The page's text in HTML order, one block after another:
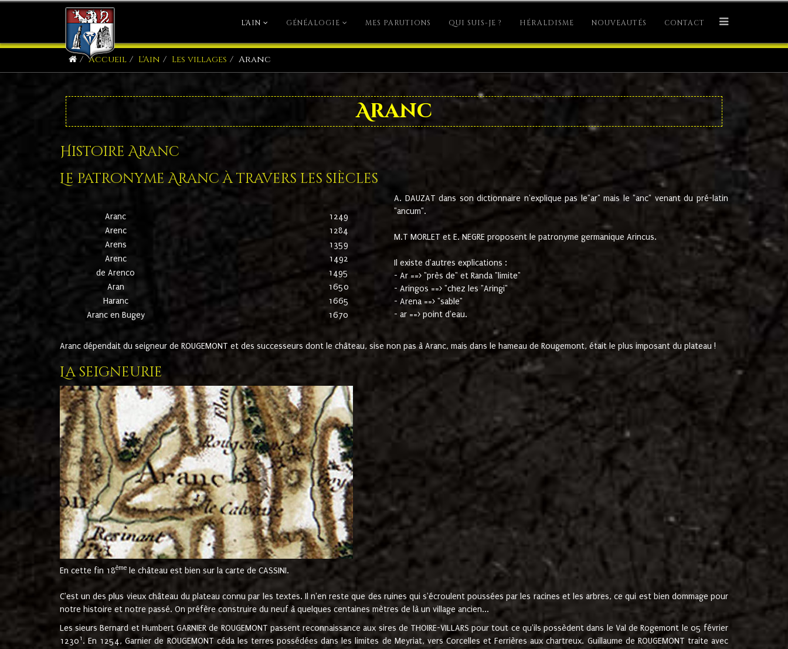
L'AIN GÉNÉALOGIE MES PARUTIONS QUI SUIS-JE ? HÉRALDISME NOUVEAUTÉS CONTACT
Accueil L'Ain Les villages Aranc
Aranc
Histoire Aranc
Le patronyme Aranc à travers les siècles
Aranc
1249
Arenc
1284
Arens
1359
Arenc
1492
de Arenco
1495
Aran
1650
Haranc
1665
Aranc en Bugey
1670
A. DAUZAT dans son dictionnaire n'explique pas le"ar" mais le "anc" venant du pré-latin
"ancum".
M.T MORLET et E. NEGRE proposent le patronyme germanique Arincus.
Il existe d'autres explications :
- Ar ==> "près de" et Randa "limite"
- Aringos ==> "chez les "Aringi"
- Arena ==> "sable"
- ar ==> point d'eau.
Aranc dépendait du seigneur de ROUGEMONT et des successeurs dont le château, sise non pas à Aranc, mais dans le hameau de Rougemont, était le plus imposant du plateau !
La seigneurie
En cette fin 18ème le château est bien sur la carte de CASSINI.
C'est un des plus vieux château du plateau connu par les textes. Il n'en reste que des ruines qui s'écroulent poussées par les racines et les arbres, ce qui est bien dommage pour
notre histoire et notre passé. On préfère construire du neuf à quelques centaines mètres de là un village ancien...
Les sieurs Bernard et Humbert GARNIER de ROUGEMONT passent reconnaissance aux sires de THOIRE-VILLARS pour tout ce qu'ils possèdent dans le Val de Rogemont le 05 février
12301 . En 1254, Garnier de ROUGEMONT céda les terres possédées dans les limites de Meyriat, vers Corcelles et Ferrières aux chartreux. Guillaume de ROUGEMONT traite avec